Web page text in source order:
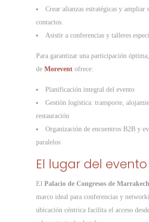
Crear alianzas estratégicas y ampliar
contactos.
Asistir a conferencias y talleres
Para garantizar una participación
de Morevent ofrece:
Planificación integral del evento
Gestión logística: transporte,
restauración
Organización de encuentros B2B y
paralelos
El lugar del evento
El Palacio de Congresos de Marrakech
marco ideal para conferencias y
ubicación céntrica facilita el acceso